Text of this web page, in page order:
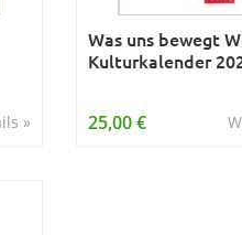
»
Was uns bewegt
Kulturkalender
25,00 €